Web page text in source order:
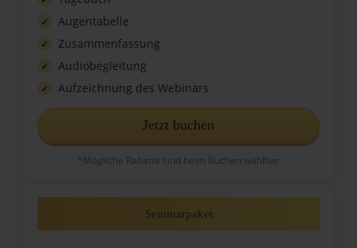
Augentabelle
Zusammenfassung
Audiobegleitung
Aufzeichnung des Webinars
Jetzt buchen
*Mögliche Rabatte sind beim Buchen wählbar
Seminarpaket